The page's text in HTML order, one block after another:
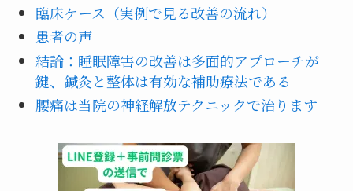
臨床ケース（実例で見る改善の流れ）
患者の声
結論：睡眠障害の改善は多面的アプローチが
鍵、鍼灸と整体は有効な補助療法である
腰痛は当院の神経解放テクニックで治ります